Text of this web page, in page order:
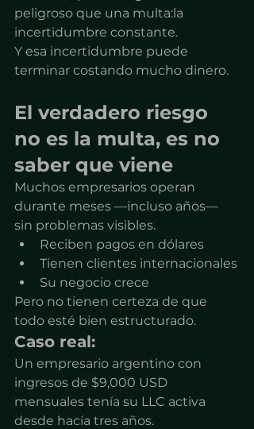
peligroso que una multa:la
incertidumbre constante.
Y esa incertidumbre puede
terminar costando mucho dinero.
El verdadero riesgo
no es la multa, es no
saber que viene
Muchos empresarios operan
durante meses —incluso años—
sin problemas visibles.
Reciben pagos en dólares
Tienen clientes internacionales
Su negocio crece
Pero no tienen certeza de que
todo esté bien estructurado.
Caso real:
Un empresario argentino con
ingresos de $9,000 USD
mensuales tenía su LLC activa
desde hacía tres años.